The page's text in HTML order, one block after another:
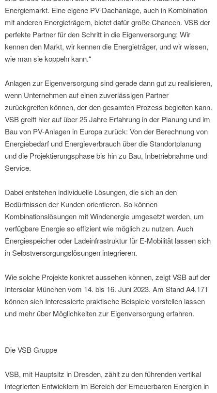
Energiemarkt. Eine eigene PV-Dachanlage, auch in Kombination
mit anderen Energieträgern, bietet dafür große Chancen. VSB der
perfekte Partner für den Schritt in die Eigenversorgung: Wir
kennen den Markt, wir kennen die Energieträger, und wir wissen,
wie man sie koppeln kann.“
Anlagen zur Eigenversorgung sind gerade dann gut zu realisieren,
wenn Unternehmen auf einen zuverlässigen Partner
zurückgreifen können, der den gesamten Prozess begleiten kann.
VSB greift hier auf über 25 Jahre Erfahrung in der Planung und im
Bau von PV-Anlagen in Europa zurück: Von der Berechnung von
Energiebedarf und Energieverbrauch über die Standortplanung
und die Projektierungsphase bis hin zu Bau, Inbetriebnahme und
Service.
Dabei entstehen individuelle Lösungen, die sich an den
Bedürfnissen der Kunden orientieren. So können
Kombinationslösungen mit Windenergie umgesetzt werden, um
verfügbare Energie so effizient wie möglich zu nutzen. Auch
Energiespeicher oder Ladeinfrastruktur für E-Mobilität lassen sich
in Selbstversorgungslösungen integrieren.
Wie solche Projekte konkret aussehen können, zeigt VSB auf der
Intersolar München vom 14. bis 16. Juni 2023. Am Stand A4.171
können sich Interessierte praktische Beispiele vorstellen lassen
und mehr über Möglichkeiten zur Eigenversorgung erfahren.
Die VSB Gruppe
VSB, mit Hauptsitz in Dresden, zählt zu den führenden vertikal
integrierten Entwicklern im Bereich der Erneuerbaren Energien in